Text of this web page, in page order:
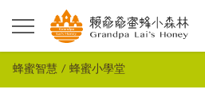
蜂蜜智慧 蜂蜜小學堂